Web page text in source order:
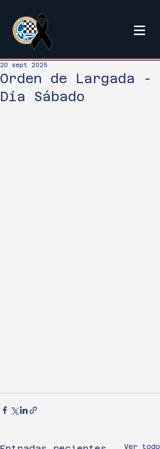
Orden de Largada -
Día Sábado
20 sept 2025
Ver todo